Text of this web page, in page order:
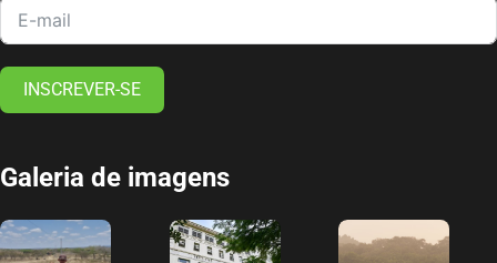
INSCREVER-SE
Galeria de imagens